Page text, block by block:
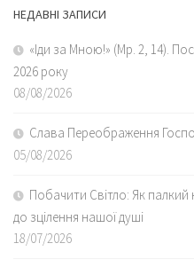
НЕДАВНІ ЗАПИСИ
«Іди за Мною!» (Мр. 2, 14).
2026 року
08/08/2026
Слава Переображення
05/08/2026
Побачити Світло: Як палкий
до зцілення нашої душі
18/07/2026